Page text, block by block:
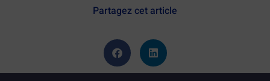
Partagez cet article